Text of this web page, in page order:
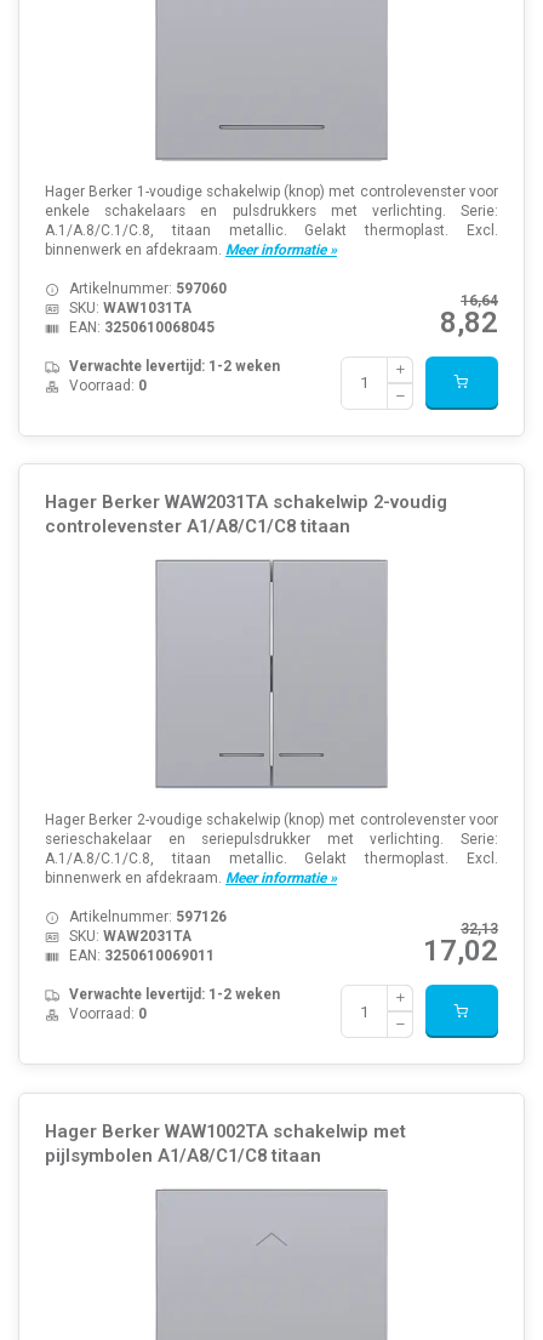
Hager Berker 1-voudige schakelwip (knop) met controlevenster voor
enkele schakelaars en pulsdrukkers met verlichting. Serie:
A.1/A.8/C.1/C.8, titaan metallic. Gelakt thermoplast. Excl.
binnenwerk en afdekraam. Meer informatie »
16,64
8,82
Artikelnummer: 597060
SKU: WAW1031TA
EAN: 3250610068045
Verwachte levertijd: 1-2 weken
Voorraad: 0
Hager Berker WAW2031TA schakelwip 2-voudig
controlevenster A1/A8/C1/C8 titaan
Hager Berker 2-voudige schakelwip (knop) met controlevenster voor
serieschakelaar en seriepulsdrukker met verlichting. Serie:
A.1/A.8/C.1/C.8, titaan metallic. Gelakt thermoplast. Excl.
binnenwerk en afdekraam. Meer informatie »
32,13
17,02
Artikelnummer: 597126
SKU: WAW2031TA
EAN: 3250610069011
Verwachte levertijd: 1-2 weken
Voorraad: 0
Hager Berker WAW1002TA schakelwip met
pijlsymbolen A1/A8/C1/C8 titaan